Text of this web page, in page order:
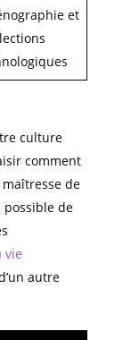
et
culture
comment
maîtresse de
possible de
vie
autre